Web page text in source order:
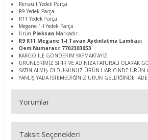
Renault Yedek Parça
R9 Yedek Parça
R11 Yedek Parça
Megane 1-I Yedek Parça
Ürün Pleksan Markadır.
R9 R11 Megane 1-I Tavan Aydınlatma Lambası
Oem Numarası: 7702303053
KARGO İLE GÖNDERİM YAPMAKTAYIZ
ÜRÜNLERİMİZ SIFIR VE ADINIZA FATURALI OLARAK
SATIN ALMIŞ OLDUĞUNUZ ÜRÜN HARİCİNDE ÜRÜN
YANLIŞ YADA İSTEMEDİĞİNİZ ÜRÜN GELDİĞİNDE
Yorumlar
Taksit Seçenekleri